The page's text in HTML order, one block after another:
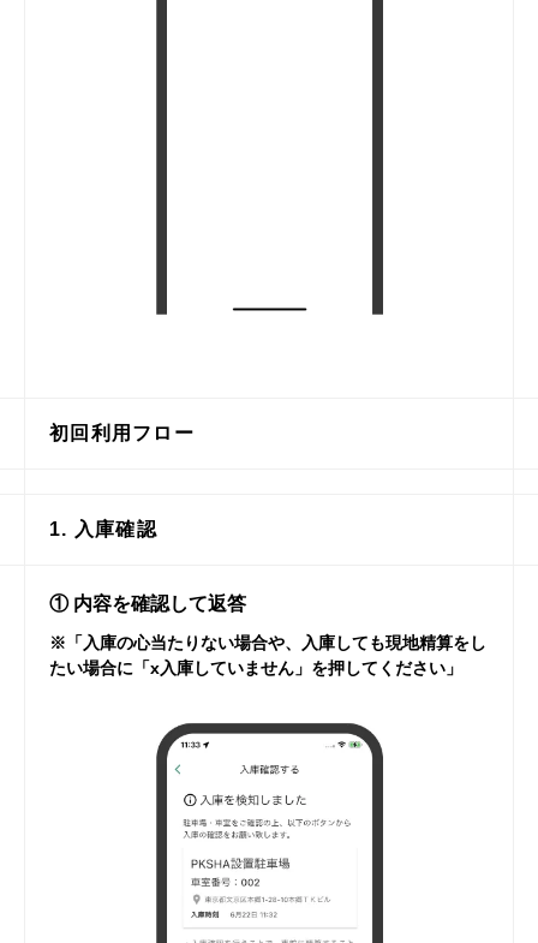
初回利用フロー
1. 入庫確認
① 内容を確認して返答
※「入庫の心当たりない場合や、入庫しても現地精算をし
たい場合に「x入庫していません」を押してください」